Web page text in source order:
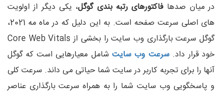
در میان صدها فاکتورهای رتبه بندی گوگل، یکی دیگر از اولویت
های اصلی سرعت صفحه است. به این دلیل که در ماه مه 2021،
گوگل سرعت بارگذاری وب سایت را بخشی از Core Web Vitals
خود قرار داد.سرعت وب سایت شامل معیارهایی است که گوگل
آنها را برای تجربه کاربر در سایت شما حیاتی می داند. سرعت کلی
و پاسخگویی وب سایت شما را به همراه سرعت بارگذاری عناصر